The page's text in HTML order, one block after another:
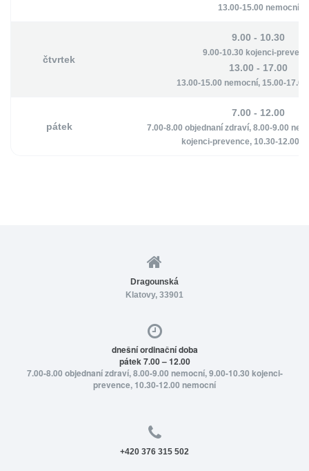
13.00-15.00 nemocní
čtvrtek
9.00 - 10.30
9.00-10.30 kojenci-
13.00 - 17.00
13.00-15.00 nemocní, 15.00-
pátek
7.00 - 12.00
7.00-8.00 objednaní zdraví, 8.00-9.00
kojenci-prevence, 10.30-12.00
Dragounská
Klatovy, 33901
dnešní ordinační doba
pátek 7.00 – 12.00
7.00-8.00 objednaní zdraví, 8.00-9.00 nemocní, 9.00-10.30 kojenci-
prevence, 10.30-12.00 nemocní
+420 376 315 502